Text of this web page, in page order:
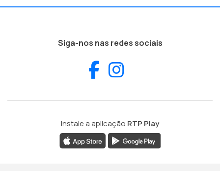
Siga-nos nas redes sociais
Facebook
Instale a aplicação RTP Play